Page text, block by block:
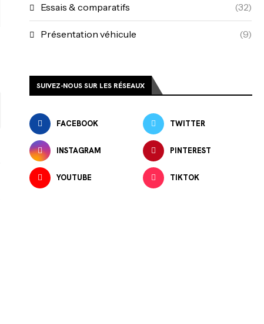
Essais & comparatifs (32)
Présentation véhicule (9)
SUIVEZ-NOUS SUR LES RÉSEAUX
FACEBOOK TWITTER
INSTAGRAM PINTEREST
YOUTUBE TIKTOK